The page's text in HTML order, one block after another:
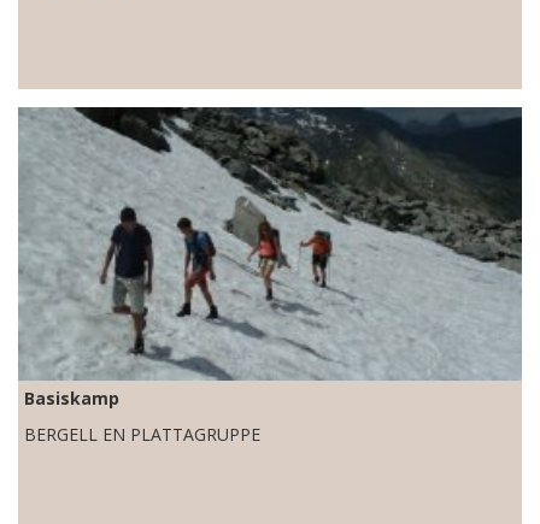
Basiskamp
BERGELL EN PLATTAGRUPPE